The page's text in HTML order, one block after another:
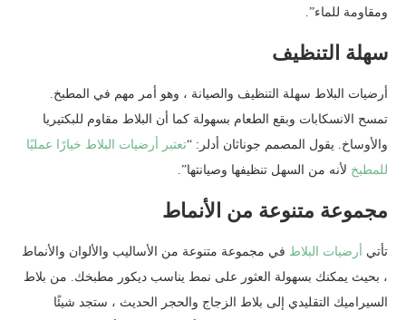
ومقاومة للماء”.
سهلة التنظيف
أرضيات البلاط سهلة التنظيف والصيانة ، وهو أمر مهم في المطبخ.
تمسح الانسكابات وبقع الطعام بسهولة كما أن البلاط مقاوم للبكتيريا
والأوساخ. يقول المصمم جوناثان أدلر: “تعتبر أرضيات البلاط خيارًا عمليًا
للمطبخ لأنه من السهل تنظيفها وصيانتها”.
مجموعة متنوعة من الأنماط
تأتي أرضيات البلاط في مجموعة متنوعة من الأساليب والألوان والأنماط
، بحيث يمكنك بسهولة العثور على نمط يناسب ديكور مطبخك. من بلاط
السيراميك التقليدي إلى بلاط الزجاج والحجر الحديث ، ستجد شيئًا